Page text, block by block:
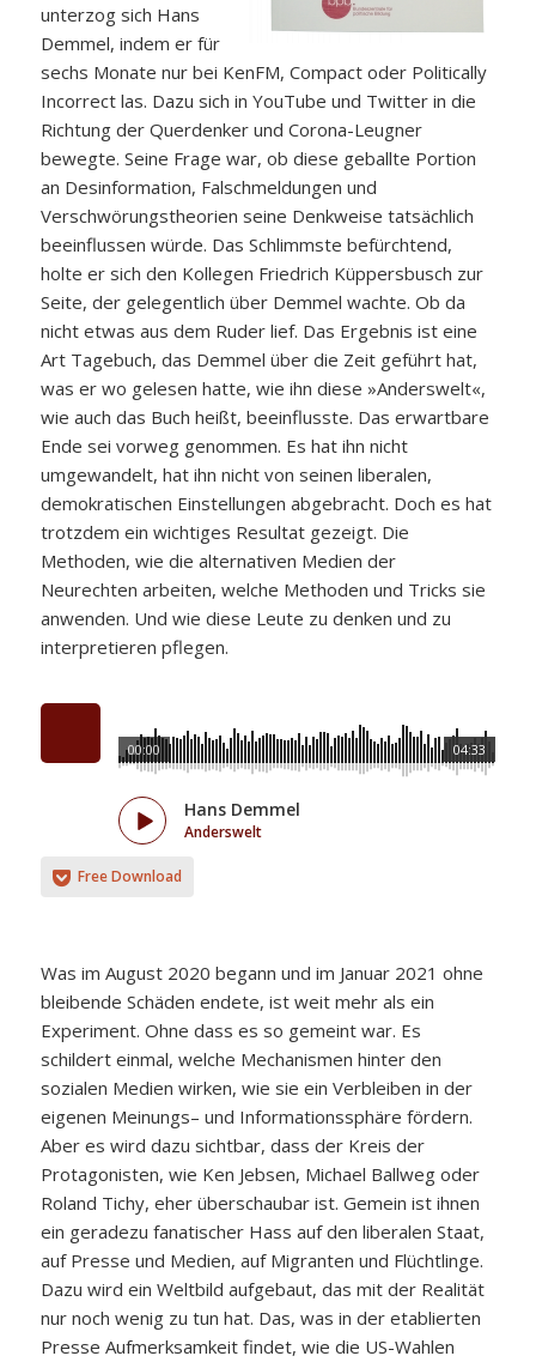
unterzog sich Hans
Demmel, indem er für
sechs Monate nur bei KenFM, Compact oder Politically
Incorrect las. Dazu sich in YouTube und Twitter in die
Richtung der Querdenker und Corona-Leugner
bewegte. Seine Frage war, ob diese geballte Portion
an Desinformation, Falschmeldungen und
Verschwörungstheorien seine Denkweise tatsächlich
beeinflussen würde. Das Schlimmste befürchtend,
holte er sich den Kollegen Friedrich Küppersbusch zur
Seite, der gelegentlich über Demmel wachte. Ob da
nicht etwas aus dem Ruder lief. Das Ergebnis ist eine
Art Tagebuch, das Demmel über die Zeit geführt hat,
was er wo gelesen hatte, wie ihn diese »Anderswelt«,
wie auch das Buch heißt, beeinflusste. Das erwartbare
Ende sei vorweg genommen. Es hat ihn nicht
umgewandelt, hat ihn nicht von seinen liberalen,
demokratischen Einstellungen abgebracht. Doch es hat
trotzdem ein wichtiges Resultat gezeigt. Die
Methoden, wie die alternativen Medien der
Neurechten arbeiten, welche Methoden und Tricks sie
anwenden. Und wie diese Leute zu denken und zu
interpretieren pflegen.
04:33
00:00
Hans Demmel
Anderswelt
Free Download
Was im August 2020 begann und im Januar 2021 ohne
bleibende Schäden endete, ist weit mehr als ein
Experiment. Ohne dass es so gemeint war. Es
schildert einmal, welche Mechanismen hinter den
sozialen Medien wirken, wie sie ein Verbleiben in der
eigenen Meinungs– und Informationssphäre fördern.
Aber es wird dazu sichtbar, dass der Kreis der
Protagonisten, wie Ken Jebsen, Michael Ballweg oder
Roland Tichy, eher überschaubar ist. Gemein ist ihnen
ein geradezu fanatischer Hass auf den liberalen Staat,
auf Presse und Medien, auf Migranten und Flüchtlinge.
Dazu wird ein Weltbild aufgebaut, das mit der Realität
nur noch wenig zu tun hat. Das, was in der etablierten
Presse Aufmerksamkeit findet, wie die US-Wahlen